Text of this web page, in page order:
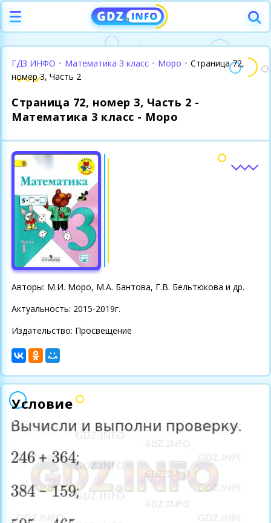
ГДЗ ИНФО • Математика 3 класс • Моро • Страница 72,
номер 3, Часть 2
Страница 72, номер 3, Часть 2 -
Математика 3 класс - Моро
Авторы: М.И. Моро, М.А. Бантова, Г.В. Бельтюкова и др.
Актуальность: 2015-2019г.
Издательство: Просвещение
Условие